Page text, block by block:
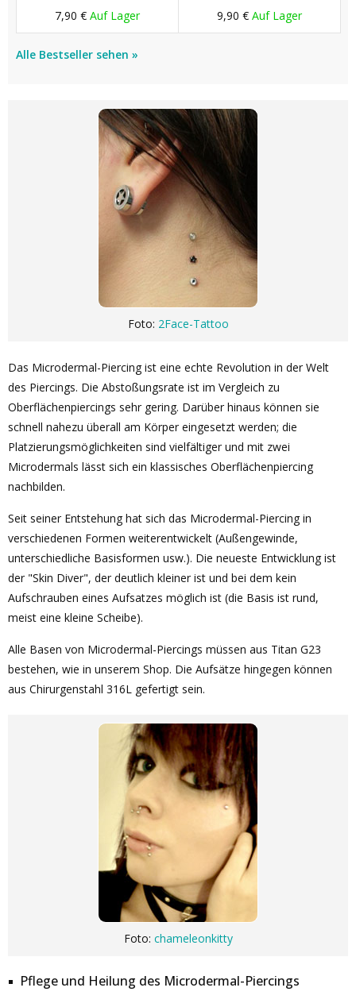
7,90 € Auf Lager 9,90 € Auf Lager
Alle Bestseller sehen »
Foto: 2Face-Tattoo
Das Microdermal-Piercing ist eine echte Revolution in der Welt
des Piercings. Die Abstoßungsrate ist im Vergleich zu
Oberflächenpiercings sehr gering. Darüber hinaus können sie
schnell nahezu überall am Körper eingesetzt werden; die
Platzierungsmöglichkeiten sind vielfältiger und mit zwei
Microdermals lässt sich ein klassisches Oberflächenpiercing
nachbilden.
Seit seiner Entstehung hat sich das Microdermal-Piercing in
verschiedenen Formen weiterentwickelt (Außengewinde,
unterschiedliche Basisformen usw.). Die neueste Entwicklung ist
der "Skin Diver", der deutlich kleiner ist und bei dem kein
Aufschrauben eines Aufsatzes möglich ist (die Basis ist rund,
meist eine kleine Scheibe).
Alle Basen von Microdermal-Piercings müssen aus Titan G23
bestehen, wie in unserem Shop. Die Aufsätze hingegen können
aus Chirurgenstahl 316L gefertigt sein.
Foto: chameleonkitty
Pflege und Heilung des Microdermal-Piercings